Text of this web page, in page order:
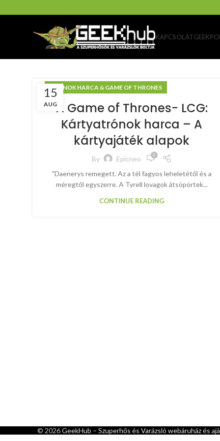
KAPCSOLAT
15
AUG
TRÓNOK HARCA & GAME OF THRONES
A Game of Thrones- LCG:
Kártyatrónok harca – A
kártyajáték alapok
By Epicneo 0
"Daenerys remegett. Az a tél fagyos leheletétől és a
méregtől egyszerre. A Tyrell lovagok átsöpörtek...
CONTINUE READING
© 2026GeekHub – Szuperhős és Varázsló webáruház és